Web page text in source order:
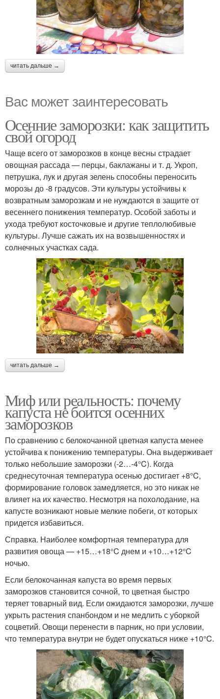
читать дальше →
Вас может заинтересовать
Осенние заморозки: как защитить
свой огород
Чаще всего от заморозков в конце весны страдает
овощная рассада — перцы, баклажаны и т. д. Укроп,
петрушка, лук и другая зелень способны переносить
морозы до -8 градусов. Эти культуры устойчивы к
возвратным заморозкам и не нуждаются в защите от
весеннего понижения температур. Особой заботы и
ухода требуют косточковые и другие теплолюбивые
культуры. Лучше сажать их на возвышенностях и
солнечных участках сада.
читать дальше →
Миф или реальность: почему
капуста не боится осенних
заморозков
По сравнению с белокочанной цветная капуста менее
устойчива к понижению температуры. Она выдерживает
только небольшие заморозки (-2…-4°C). Когда
среднесуточная температура осенью достигает +8°C,
формирование головок замедляется, но это никак не
влияет на их качество. Несмотря на похолодание, на
капусте возникают новые мелкие побеги, от которых
придется избавиться.
Справка. Наиболее комфортная температура для
развития овоща — +15…+18°C днем и +10…+12°C
ночью.
Если белокочанная капуста во время первых
заморозков становится сочной, то цветная быстро
теряет товарный вид. Если ожидаются заморозки, лучше
укрыть растения спанбондом и не медлить с уборкой
соцветий. Овощи перенести в парник, но при условии,
что температура внутри не будет опускаться ниже +10°C.